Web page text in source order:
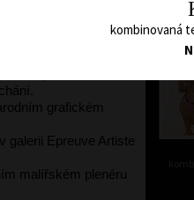
grafické
technik
pobyt s
transpersonální
grafickém
galerii Epreuve Artiste
malířském plenéru
kombinovaná